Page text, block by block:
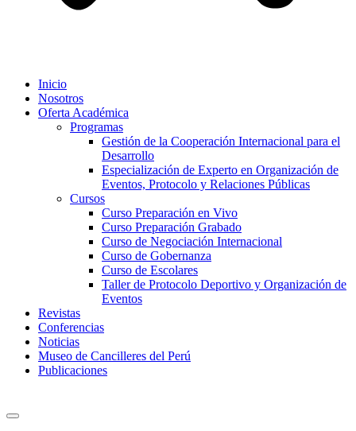
Inicio
Nosotros
Oferta Académica
Programas
Gestión de la Cooperación Internacional para el
Desarrollo
Especialización de Experto en Organización de
Eventos, Protocolo y Relaciones Públicas
Cursos
Curso Preparación en Vivo
Curso Preparación Grabado
Curso de Negociación Internacional
Curso de Gobernanza
Curso de Escolares
Taller de Protocolo Deportivo y Organización de
Eventos
Revistas
Conferencias
Noticias
Museo de Cancilleres del Perú
Publicaciones